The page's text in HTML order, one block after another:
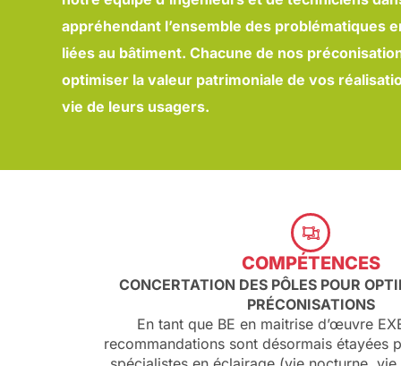
appréhendant l’ensembledes problématiques
liées au bâtiment. Chacune de nos
optimiser la valeur patrimoniale de vos
viede leurs usagers.
COMPÉTENCES
CONCERTATION DES PÔLES POUR
PRÉCONISATIONS
En tant que BE en maitrise d’œuvre
recommandations sont désormais étayées